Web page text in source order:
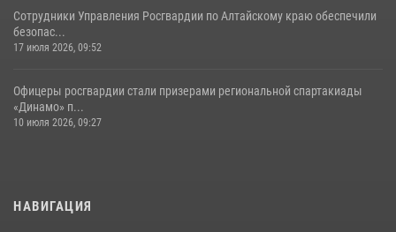
Сотрудники Управления Росгвардии по Алтайскому краю обеспечили
безопас...
17 июля 2026, 09:52
Офицеры росгвардии стали призерами региональной спартакиады
«Динамо» п...
10 июля 2026, 09:27
НАВИГАЦИЯ